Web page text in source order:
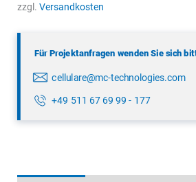
Menge
zzgl. Versandkosten
Für Projektanfragen wenden Sie sich
cellulare@mc-technologies.com
+49 511 67 69 99 - 177